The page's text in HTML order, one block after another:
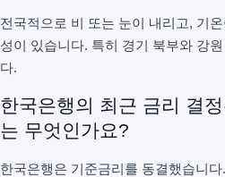
전국적으로 비 또는 눈이 내리고, 기
성이 있습니다. 특히 경기 북부와 강
다.
한국은행의 최근 금리 결
는 무엇인가요?
한국은행은 기준금리를 동결했습니